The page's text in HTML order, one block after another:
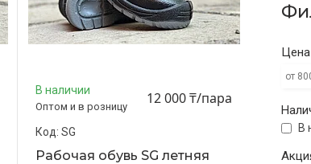
Цена
В
В наличии
Оптом и в розницу 12 000 ₸/пара
SG
Рабочая обувь SG летняя